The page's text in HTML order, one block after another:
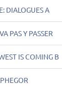
DIALOGUES A
PAS Y PASSER
IS COMING B